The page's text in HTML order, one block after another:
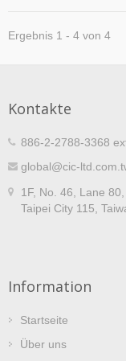
Ergebnis 1 - 4 von 4
Kontakte
886-2-2788-3368
global@cic-
1F, No. 46, Lane
Taipei City 115,
Information
Startseite
Über uns